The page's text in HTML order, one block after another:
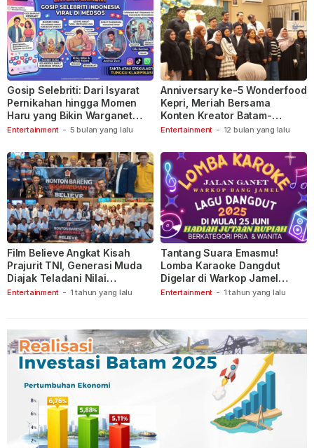
Entertainment - 5 bulan yang lalu
Gosip Selebriti: Dari Isyarat
Pernikahan hingga Momen
Haru yang Bikin Warganet
Berspekulasi
Entertainment - 12 bulan yang lalu
Anniversary ke-5 Wonderfood
Kepri, Meriah Bersama
Konten Kreator Batam-
Tanjungpinang
Entertainment - 1 tahun yang lalu
Film Believe Angkat Kisah
Prajurit TNI, Generasi Muda
Diajak Teladani Nilai
Keberanian
Entertainment - 1 tahun yang lalu
Tantang Suara Emasmu!
Lomba Karaoke Dangdut
Digelar di Warkop Jamel
Ganet